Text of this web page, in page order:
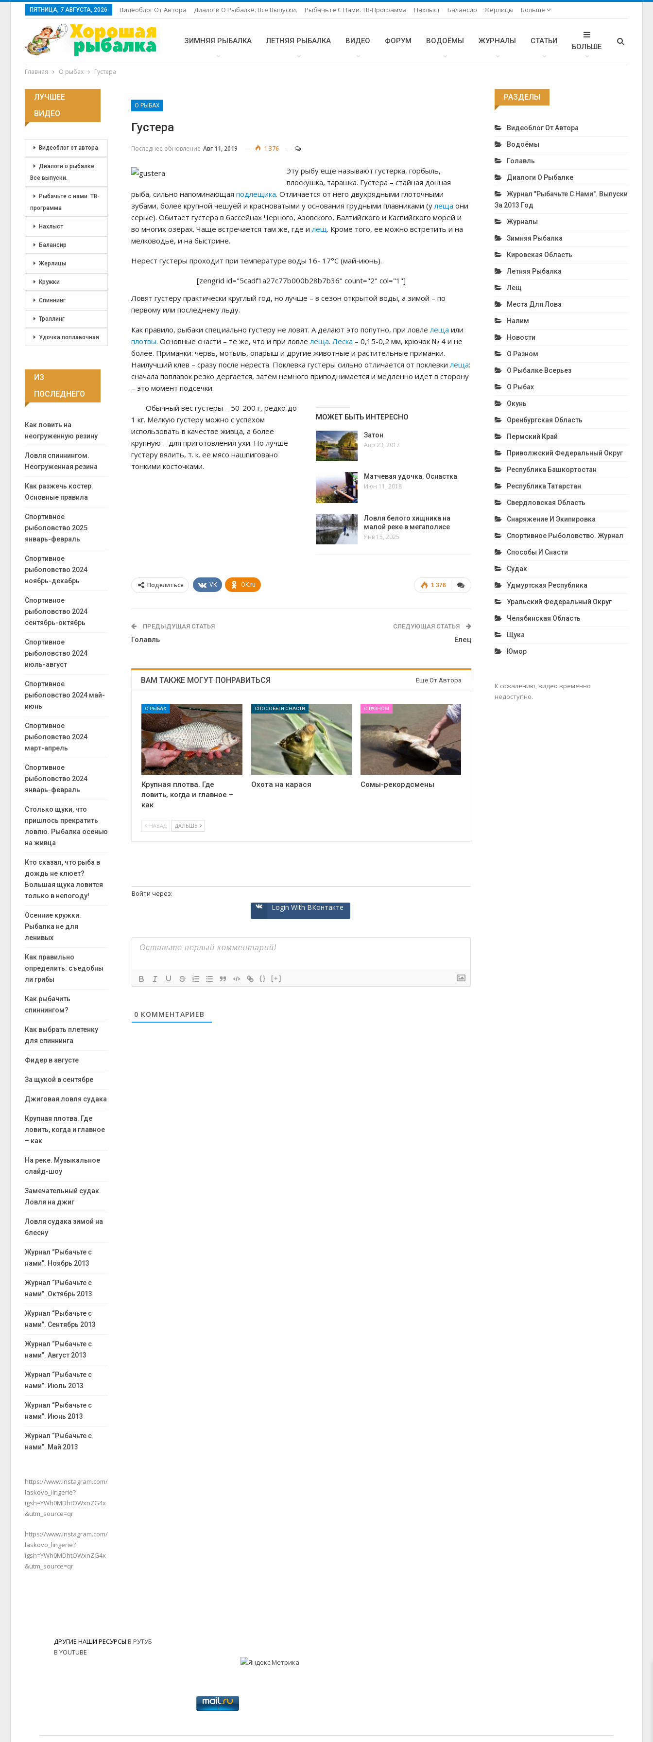
ПЯТНИЦА, 7 АВГУСТА, 2026 Видеоблог От Автора Диалоги О Рыбалке. Все Выпуски. Рыбачьте С Нами. ТВ-Программа Нахлыст Балансир Жерлицы Больше
ЗИМНЯЯ РЫБАЛКА ЛЕТНЯЯ РЫБАЛКА ВИДЕО ФОРУМ ВОДОЁМЫ ЖУРНАЛЫ СТАТЬИ
БОЛЬШЕ
Главная О рыбах Густера
О РЫБАХ
Густера
Последнее обновление Авг 11, 2019 1 376
Эту рыбу еще называют густерка, горбыль,
плоскушка, тарашка. Густера – стайная донная
рыба, сильно напоминающаяподлещика. Отличается от него двухрядными глоточными
зубами, более крупной чешуей и красноватыми у основания грудными плавниками (улеща они
серые). Обитает густера в бассейнах Черного, Азовского, Балтийского и Каспийского морей и
во многих озерах. Чаще встречается там же, где илещ. Кроме того, ее можно встретить и на
мелководье, и на быстрине.
Нерест густеры проходит при температуре воды 16- 17°С (май-июнь).
[zengrid id="5cadf1a27c77b000b28b7b36" count="2" col="1"]
Ловят густеру практически круглый год, но лучше – в сезон открытой воды, а зимой – по
первому или последнему льду.
Как правило, рыбаки специально густеру не ловят. А делают это попутно, при ловлелеща или
плотвы. Основные снасти – те же, что и при ловлелеща. Леска – 0,15-0,2 мм, крючок № 4 и не
более. Приманки: червь, мотыль, опарыш и другие животные и растительные приманки.
Наилучший клев – сразу после нереста. Поклевка густеры сильно отличается от поклевкилеща:
сначала поплавок резко дергается, затем немного приподнимается и медленно идет в сторону
– это момент подсечки.
МОЖЕТ БЫТЬ ИНТЕРЕСНО
Затон
Апр 23, 2017
Матчевая удочка. Оснастка
Июн 11, 2018
Ловля белого хищника на
малой реке в мегаполисе
Янв 15, 2025
Обычный вес густеры – 50-200 г, редко до
1 кг. Мелкую густеру можно с успехом
использовать в качестве живца, а более
крупную – для приготовления ухи. Но лучше
густеру вялить, т. к. ее мясо нашпиговано
тонкими косточками.
1 376
Поделиться VK OK.ru
ПРЕДЫДУЩАЯ СТАТЬЯ
Голавль
СЛЕДУЮЩАЯ СТАТЬЯ
Елец
ВАМ ТАКЖЕ МОГУТ ПОНРАВИТЬСЯ Еще От Автора
О РЫБАХ
Крупная плотва. Где
ловить, когда и главное –
как
СПОСОБЫ И СНАСТИ
Охота на карася
О РАЗНОМ
Сомы-рекордсмены
НАЗАД ДАЛЬШЕ
Войти через:
Login With ВКонтакте
{} [+]
0 КОММЕНТАРИЕВ
РАЗДЕЛЫ
Видеоблог От Автора
Водоёмы
Голавль
Диалоги О Рыбалке
Журнал "Рыбачьте С Нами". Выпуски
За 2013 Год
Журналы
Зимняя Рыбалка
Кировская Область
Летняя Рыбалка
Лещ
Места Для Лова
Налим
Новости
О Разном
О Рыбалке Всерьез
О Рыбах
Окунь
Оренбургская Область
Пермский Край
Приволжский Федеральный Округ
Республика Башкортостан
Республика Татарстан
Свердловская Область
Снаряжение И Экипировка
Спортивное Рыболовство. Журнал
Способы И Снасти
Судак
Удмуртская Республика
Уральский Федеральный Округ
Челябинская Область
Щука
Юмор
К сожалению, видео временно
недоступно.
ЛУЧШЕЕ
ВИДЕО
Видеоблог от автора
Диалоги о рыбалке.
Все выпуски.
Рыбачьте с нами. ТВ-
программа
Нахлыст
Балансир
Жерлицы
Кружки
Спиннинг
Троллинг
Удочка поплавочная
ИЗ
ПОСЛЕДНЕГО
Как ловить на
неогруженную резину
Ловля спиннингом.
Неогруженная резина
Как разжечь костер.
Основные правила
Спортивное
рыболовство 2025
январь-февраль
Спортивное
рыболовство 2024
ноябрь-декабрь
Спортивное
рыболовство 2024
сентябрь-октябрь
Спортивное
рыболовство 2024
июль-август
Спортивное
рыболовство 2024 май-
июнь
Спортивное
рыболовство 2024
март-апрель
Спортивное
рыболовство 2024
январь-февраль
Столько щуки, что
пришлось прекратить
ловлю. Рыбалка осенью
на живца
Кто сказал, что рыба в
дождь не клюет?
Большая щука ловится
только в непогоду!
Осенние кружки.
Рыбалка не для
ленивых
Как правильно
определить: съедобны
ли грибы
Как рыбачить
спиннингом?
Как выбрать плетенку
для спиннинга
Фидер в августе
За щукой в сентябре
Джиговая ловля судака
Крупная плотва. Где
ловить, когда и главное
– как
На реке. Музыкальное
слайд-шоу
Замечательный судак.
Ловля на джиг
Ловля судака зимой на
блесну
Журнал “Рыбачьте с
нами”. Ноябрь 2013
Журнал “Рыбачьте с
нами”. Октябрь 2013
Журнал “Рыбачьте с
нами”. Сентябрь 2013
Журнал “Рыбачьте с
нами”. Август 2013
Журнал “Рыбачьте с
нами”. Июль 2013
Журнал “Рыбачьте с
нами”. Июнь 2013
Журнал “Рыбачьте с
нами”. Май 2013
https://www.instagram.com/
laskovo_lingerie?
igsh=YWh0MDhtOWxnZG4x
&utm_source=qr
https://www.instagram.com/
laskovo_lingerie?
igsh=YWh0MDhtOWxnZG4x
&utm_source=qr
ДРУГИЕ НАШИ РЕСУРСЫ:В РУТУБ
В YOUTUBE